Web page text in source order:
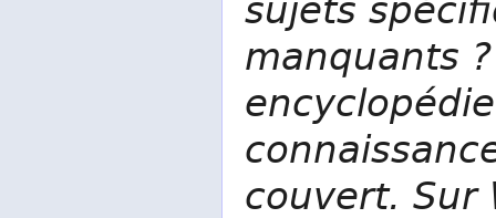
manquants
couvert. Sur